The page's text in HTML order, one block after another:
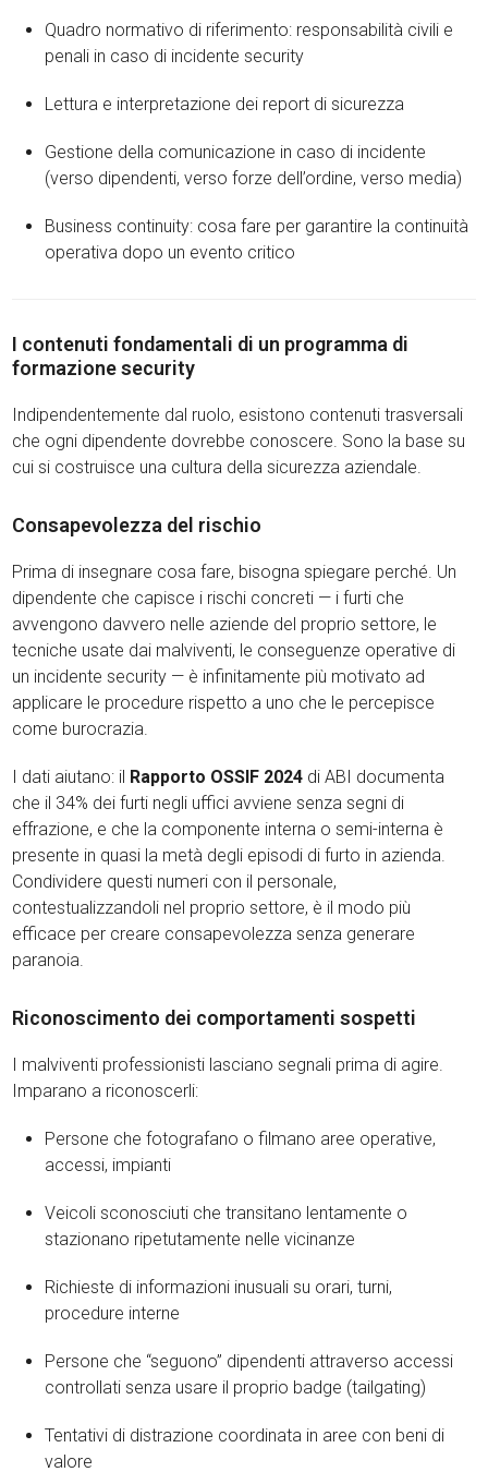
Quadro normativo di riferimento: responsabilità civili e
penali in caso di incidente security
Lettura e interpretazione dei report di sicurezza
Gestione della comunicazione in caso di incidente
(verso dipendenti, verso forze dell’ordine, verso media)
Business continuity: cosa fare per garantire la continuità
operativa dopo un evento critico
I contenuti fondamentali di un programma di
formazione security
Indipendentemente dal ruolo, esistono contenuti trasversali
che ogni dipendente dovrebbe conoscere. Sono la base su
cui si costruisce una cultura della sicurezza aziendale.
Consapevolezza del rischio
Prima di insegnare cosa fare, bisogna spiegare perché. Un
dipendente che capisce i rischi concreti — i furti che
avvengono davvero nelle aziende del proprio settore, le
tecniche usate dai malviventi, le conseguenze operative di
un incidente security — è infinitamente più motivato ad
applicare le procedure rispetto a uno che le percepisce
come burocrazia.
I dati aiutano: il Rapporto OSSIF 2024 di ABI documenta
che il 34% dei furti negli uffici avviene senza segni di
effrazione, e che la componente interna o semi-interna è
presente in quasi la metà degli episodi di furto in azienda.
Condividere questi numeri con il personale,
contestualizzandoli nel proprio settore, è il modo più
efficace per creare consapevolezza senza generare
paranoia.
Riconoscimento dei comportamenti sospetti
I malviventi professionisti lasciano segnali prima di agire.
Imparano a riconoscerli:
Persone che fotografano o filmano aree operative,
accessi, impianti
Veicoli sconosciuti che transitano lentamente o
stazionano ripetutamente nelle vicinanze
Richieste di informazioni inusuali su orari, turni,
procedure interne
Persone che “seguono” dipendenti attraverso accessi
controllati senza usare il proprio badge (tailgating)
Tentativi di distrazione coordinata in aree con beni di
valore